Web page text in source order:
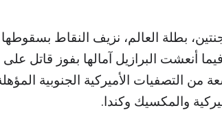
بطلة العالم، نزيف النقاط
والمكسيك وكندا.